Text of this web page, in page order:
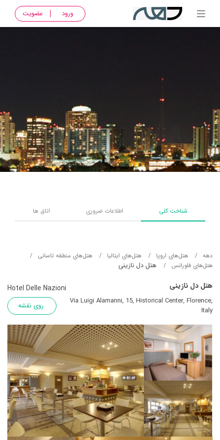
ورود عضویت
شناخت کلی اطلاعات ضروری اتاق ها
دهه هتل‌های اروپا هتل‌های ایتالیا
هتل‌های منطقه تاسانی
هتل‌های فلورانس
هتل دل نازینی
هتل دل نازینی Hotel Delle Nazioni
Via Luigi Alamanni, 15, Historical Center, Florence,
Italy
روی نقشه